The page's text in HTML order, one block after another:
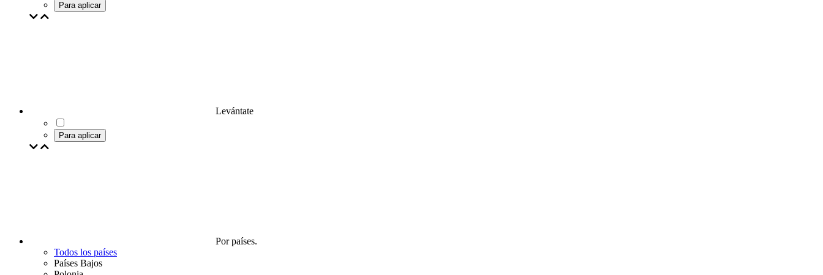
Para aplicar
Levántate
Para aplicar
Por países.
Todos los países
Países Bajos